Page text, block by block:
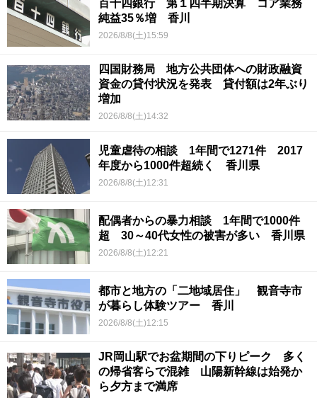
百十四銀行 第１四半期決算 コア業務
純益35％増 香川
2026/8/8(土)15:59
四国財務局 地方公共団体への財政融資
資金の貸付状況を発表 貸付額は2年ぶり
増加
2026/8/8(土)14:32
児童虐待の相談 1年間で1271件 2017
年度から1000件超続く 香川県
2026/8/8(土)12:31
配偶者からの暴力相談 1年間で1000件
超 30～40代女性の被害が多い 香川県
2026/8/8(土)12:21
都市と地方の「二地域居住」 観音寺市
が暮らし体験ツアー 香川
2026/8/8(土)12:15
JR岡山駅でお盆期間の下りピーク 多く
の帰省客らで混雑 山陽新幹線は始発か
ら夕方まで満席